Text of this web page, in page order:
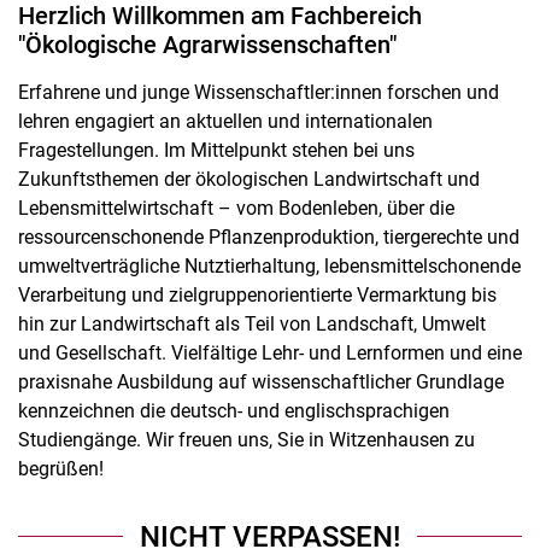
Herzlich Willkommen am Fachbereich
"Ökologische Agrarwissenschaften"
Erfahrene und junge Wissenschaftler:innen forschen und
lehren engagiert an aktuellen und internationalen
Fragestellungen. Im Mittelpunkt stehen bei uns
Zukunftsthemen der ökologischen Landwirtschaft und
Lebensmittelwirtschaft – vom Bodenleben, über die
ressourcenschonende Pflanzenproduktion, tiergerechte und
umweltverträgliche Nutztierhaltung, lebensmittelschonende
Verarbeitung und zielgruppenorientierte Vermarktung bis
hin zur Landwirtschaft als Teil von Landschaft, Umwelt
und Gesellschaft. Vielfältige Lehr- und Lernformen und eine
praxisnahe Ausbildung auf wissenschaftlicher Grundlage
kennzeichnen die deutsch- und englischsprachigen
Studiengänge. Wir freuen uns, Sie in Witzenhausen zu
begrüßen!
NICHT VERPASSEN!